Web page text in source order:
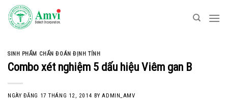
Skip
content
SINH PHẨM CHẨN ĐOÁN ĐỊNH TÍNH
Combo xét nghiệm 5 dấu hiệu Viêm gan B
NGÀY ĐĂNG 17 THÁNG 12, 2014 BYADMIN_AMV